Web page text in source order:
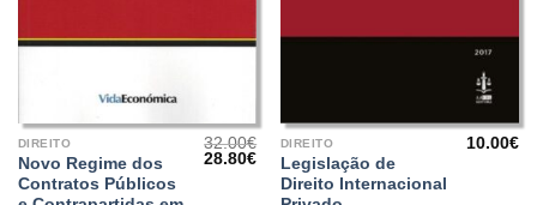
DIREITO
Novo Regime dos
Contratos Públicos
32.00€
O
28.80€O
preço
atual
DIREITO
Legislação de
Direito Internacional
10.00€